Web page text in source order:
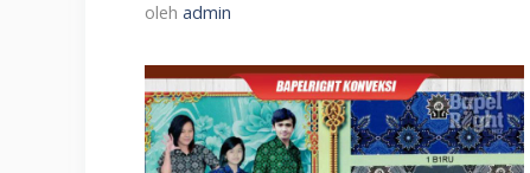
oleh admin